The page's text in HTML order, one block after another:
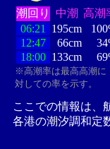
潮回り 中潮 高潮
06:21
195cm
12:47
66cm
18:00 133cm
※高潮率は最高高潮に
対しての率を示す。
ここでの情報は、
各港の潮汐調和定